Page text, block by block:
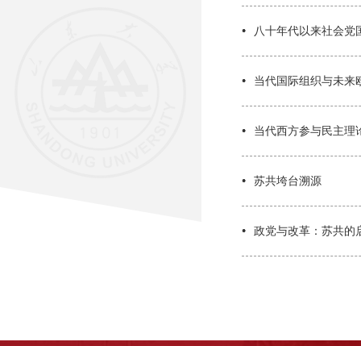
八十年代以来社会党
当代国际组织与未来
当代西方参与民主理
苏共垮台溯源
政党与改革：苏共的